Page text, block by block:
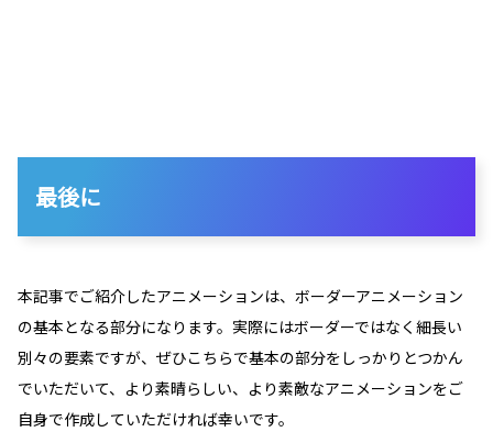
最後に
本記事でご紹介したアニメーションは、ボーダーアニメーション
の基本となる部分になります。実際にはボーダーではなく細長い
別々の要素ですが、ぜひこちらで基本の部分をしっかりとつかん
でいただいて、より素晴らしい、より素敵なアニメーションをご
自身で作成していただければ幸いです。